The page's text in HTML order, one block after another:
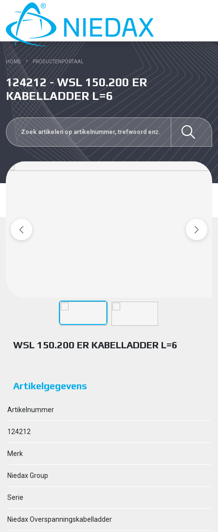
HOME PRODUCTENPORTAAL
124212 - WSL 150.200 ER
KABELLADDER L=6
WSL 150.200 ER KABELLADDER L=6
Artikelgegevens
Artikelnummer
124212
Merk
Niedax Group
Serie
Niedax Overspanningskabelladder